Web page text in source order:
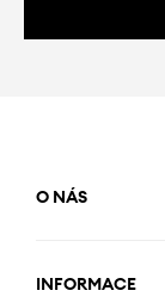
O NÁS
INFORMACE